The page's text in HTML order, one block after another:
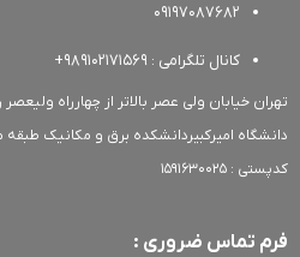
09197087682
کانال تلگرامی : 989102171569+
خیابان ولی عصر بالاتر از چهارراه ولیعصر
امیرکبیردانشکده برق و مکانیک طبقه منفی یک
تماس ضروری :